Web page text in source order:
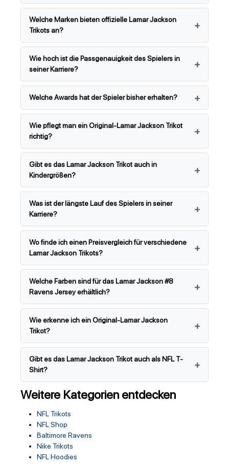
Welche Marken bieten offizielle Lamar Jackson
Trikots an?
Wie hoch ist die Passgenauigkeit des Spielers in
seiner Karriere?
Welche Awards hat der Spieler bisher erhalten?
Wie pflegt man ein Original-Lamar Jackson Trikot
richtig?
Gibt es das Lamar Jackson Trikot auch in
Kindergrößen?
Was ist der längste Lauf des Spielers in seiner
Karriere?
Wo finde ich einen Preisvergleich für verschiedene
Lamar Jackson Trikots?
Welche Farben sind für das Lamar Jackson #8
Ravens Jersey erhältlich?
Wie erkenne ich ein Original-Lamar Jackson
Trikot?
Gibt es das Lamar Jackson Trikot auch als NFL T-
Shirt?
Weitere Kategorien entdecken
NFL Trikots
NFL Shop
Baltimore Ravens
Nike Trikots
NFL Hoodies